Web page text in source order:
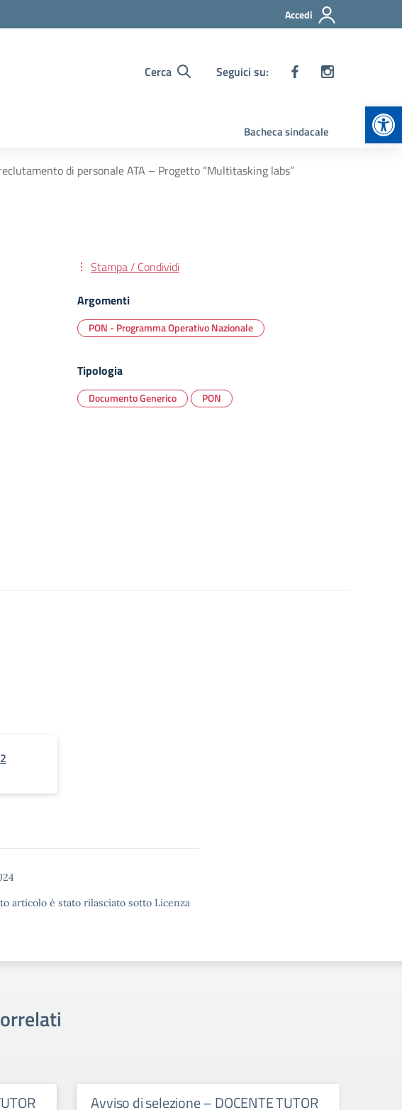
Accedi
Cerca Seguici su:
Bacheca sindacale
di personale ATA – Progetto “Multitasking labs”
Stampa / Condividi
Argomenti
PON - Programma Operativo Nazionale
Tipologia
Documento Generico PON
articolo è stato rilasciato sotto Licenza
Avviso di selezione – DOCENTE TUTOR